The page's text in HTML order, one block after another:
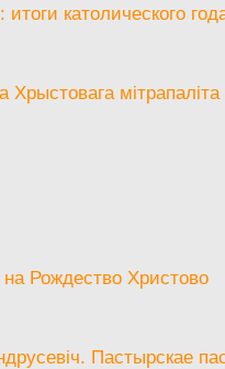
католического
мітрапаліта
Рождество Христово
Пастырскае